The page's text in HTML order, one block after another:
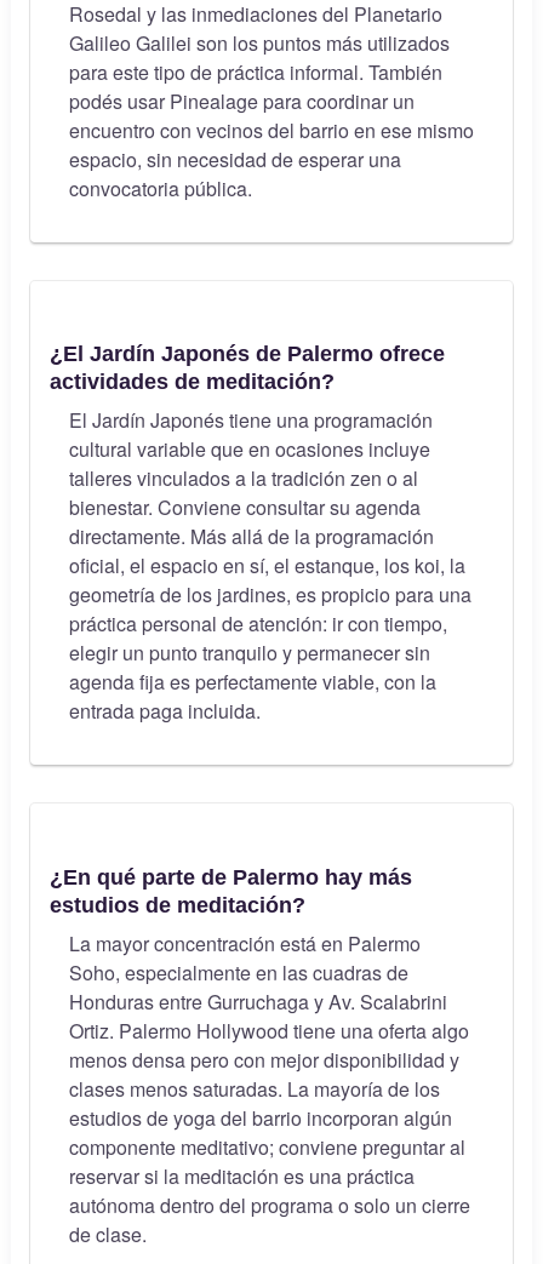
Rosedal y las inmediaciones del Planetario
Galileo Galilei son los puntos más utilizados
para este tipo de práctica informal. También
podés usar Pinealage para coordinar un
encuentro con vecinos del barrio en ese mismo
espacio, sin necesidad de esperar una
convocatoria pública.
¿El Jardín Japonés de Palermo ofrece
actividades de meditación?
El Jardín Japonés tiene una programación
cultural variable que en ocasiones incluye
talleres vinculados a la tradición zen o al
bienestar. Conviene consultar su agenda
directamente. Más allá de la programación
oficial, el espacio en sí, el estanque, los koi, la
geometría de los jardines, es propicio para una
práctica personal de atención: ir con tiempo,
elegir un punto tranquilo y permanecer sin
agenda fija es perfectamente viable, con la
entrada paga incluida.
¿En qué parte de Palermo hay más
estudios de meditación?
La mayor concentración está en Palermo
Soho, especialmente en las cuadras de
Honduras entre Gurruchaga y Av. Scalabrini
Ortiz. Palermo Hollywood tiene una oferta algo
menos densa pero con mejor disponibilidad y
clases menos saturadas. La mayoría de los
estudios de yoga del barrio incorporan algún
componente meditativo; conviene preguntar al
reservar si la meditación es una práctica
autónoma dentro del programa o solo un cierre
de clase.